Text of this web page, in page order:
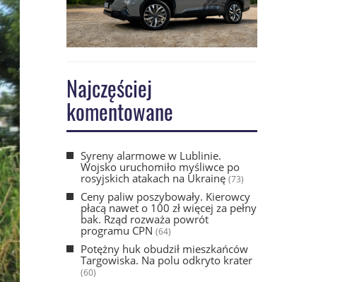
Najczęściej
komentowane
Syreny alarmowe w Lublinie.
Wojsko uruchomiło myśliwce po
rosyjskich atakach na Ukrainę(73)
Ceny paliw poszybowały. Kierowcy
płacą nawet o 100 zł więcej za pełny
bak. Rząd rozważa powrót
programu CPN (64)
Potężny huk obudził mieszkańców
Targowiska. Na polu odkryto krater
(60)